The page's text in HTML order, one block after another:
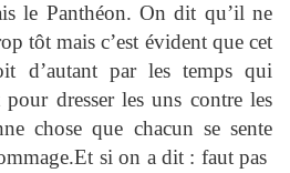
le Panthéon. On dit qu’il ne
tôt mais c’est évident que cet
d’autant par les temps qui
dresser les uns contre les
chose que chacun se sente
si on a dit : faut pas